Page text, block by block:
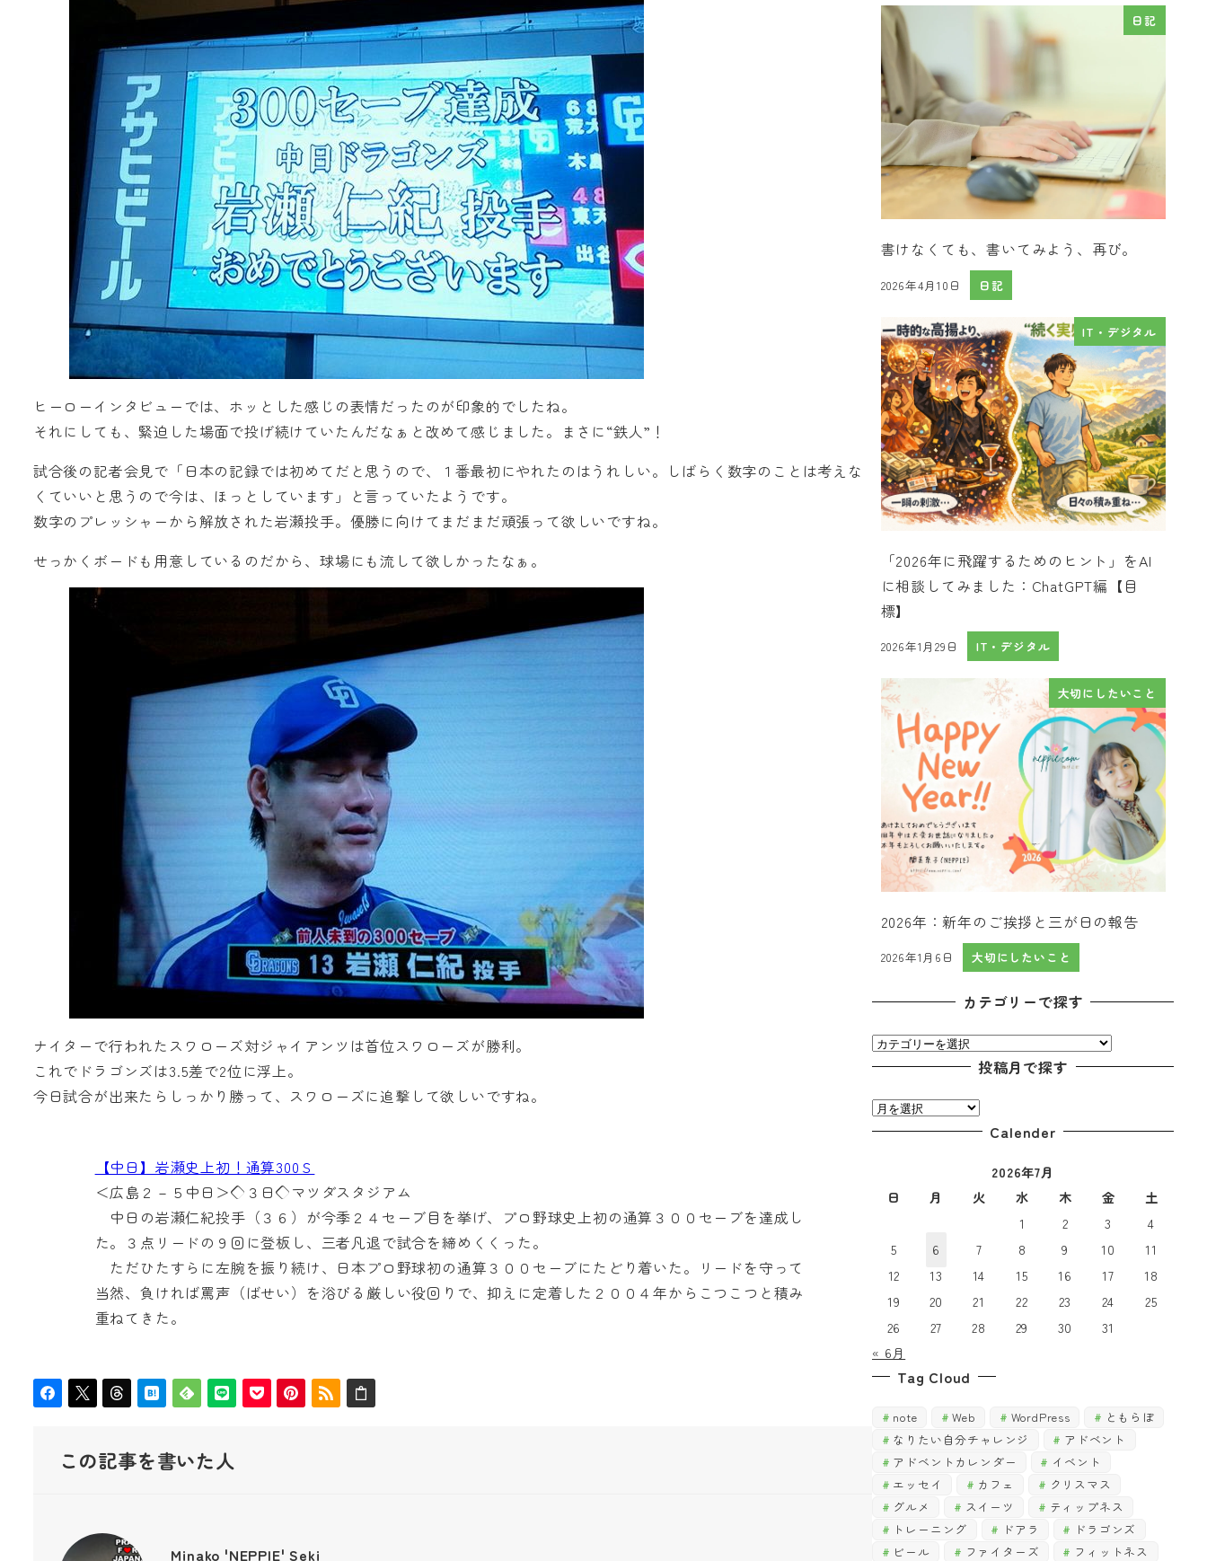
ヒーローインタビューでは、ホッとした感じの表情だったのが印象的でしたね。
それにしても、緊迫した場面で投げ続けていたんだなぁと改めて感じました。まさに“鉄人”！
試合後の記者会見で「日本の記録では初めてだと思うので、１番最初にやれたのはうれしい。しばらく数字のことは考えな
くていいと思うので今は、ほっとしています」と言っていたようです。
数字のプレッシャーから解放された岩瀬投手。優勝に向けてまだまだ頑張って欲しいですね。
せっかくボードも用意しているのだから、球場にも流して欲しかったなぁ。
ナイターで行われたスワローズ対ジャイアンツは首位スワローズが勝利。
これでドラゴンズは3.5差で2位に浮上。
今日試合が出来たらしっかり勝って、スワローズに追撃して欲しいですね。
【中日】岩瀬史上初！通算300Ｓ
＜広島２－５中日＞◇３日◇マツダスタジアム
中日の岩瀬仁紀投手（３６）が今季２４セーブ目を挙げ、プロ野球史上初の通算３００セーブを達成し
た。３点リードの９回に登板し、三者凡退で試合を締めくくった。
ただひたすらに左腕を振り続け、日本プロ野球初の通算３００セーブにたどり着いた。リードを守って
当然、負ければ罵声（ばせい）を浴びる厳しい役回りで、抑えに定着した２００４年からこつこつと積み
重ねてきた。
この記事を書いた人
Minako 'NEPPIE' Seki
日記
書けなくても、書いてみよう、再び。
投稿日
2026年4月10日 日記
IT・デジタル
「2026年に飛躍するためのヒント」をAI
に相談してみました：ChatGPT編【目
標】
投稿日
2026年1月29日 IT・デジタル
大切にしたいこと
2026年：新年のご挨拶と三が日の報告
投稿日
2026年1月6日 大切にしたいこと
カテゴリーで探す
カ
テ
リ
ー
投稿月で探す
投
稿
Calender
2026年7月
日
月 火 水 木 金
土
1
2 3
4
5
6 7 8 9 10
11
12
13 14 15 16 17
18
19
20 21 22 23 24
25
26
27 28 29 30
31
« 6月
Tag Cloud
note Web WordPress
ともらぼ
なりたい自分チャレンジ
アドベント
アドベントカレンダー
イベント
エッセイ
カフェ
クリスマス
グルメ
スイーツ
ティップネス
トレーニング
ドアラ
ドラゴンズ
ビール
ファイターズ フィットネス